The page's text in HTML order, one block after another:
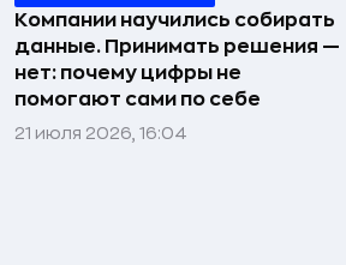
Компании научились собирать
данные. Принимать решения —
нет: почему цифры не
помогают сами по себе
21 июля 2026, 16:04